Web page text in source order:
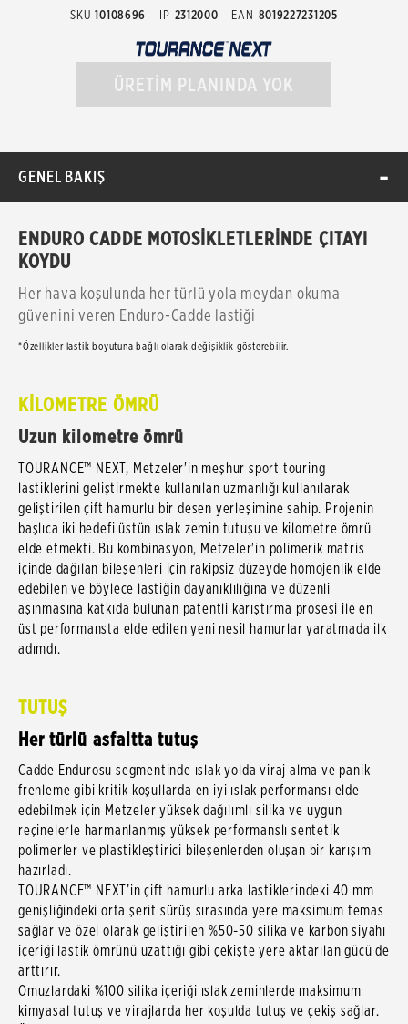
SKU 10108696 IP 2312000 EAN 8019227231205
ÜRETİM PLANINDA YOK
GENEL BAKIŞ
ENDURO CADDE MOTOSİKLETLERİNDE ÇITAYI
KOYDU
Her hava koşulunda her türlü yola meydan okuma
güvenini veren Enduro-Cadde lastiği
*Özellikler lastik boyutuna bağlı olarak değişiklik gösterebilir.
KİLOMETRE ÖMRÜ
Uzun kilometre ömrü
TOURANCE™ NEXT, Metzeler'in meşhur sport touring
lastiklerini geliştirmekte kullanılan uzmanlığı kullanılarak
geliştirilen çift hamurlu bir desen yerleşimine sahip. Projenin
başlıca iki hedefi üstün ıslak zemin tutuşu ve kilometre ömrü
elde etmekti. Bu kombinasyon, Metzeler'in polimerik matris
içinde dağılan bileşenleri için rakipsiz düzeyde homojenlik elde
edebilen ve böylece lastiğin dayanıklılığına ve düzenli
aşınmasına katkıda bulunan patentli karıştırma prosesi ile en
üst performansta elde edilen yeni nesil hamurlar yaratmada ilk
adımdı.
TUTUŞ
Her türlü asfaltta tutuş
Cadde Endurosu segmentinde ıslak yolda viraj alma ve panik
frenleme gibi kritik koşullarda en iyi ıslak performansı elde
edebilmek için Metzeler yüksek dağılımlı silika ve uygun
reçinelerle harmanlanmış yüksek performanslı sentetik
polimerler ve plastikleştirici bileşenlerden oluşan bir karışım
hazırladı.
TOURANCE™ NEXT’in çift hamurlu arka lastiklerindeki 40 mm
genişliğindeki orta şerit sürüş sırasında yere maksimum temas
sağlar ve özel olarak geliştirilen %50-50 silika ve karbon siyahı
içeriği lastik ömrünü uzattığı gibi çekişte yere aktarılan gücü de
arttırır.
Omuzlardaki %100 silika içeriği ıslak zeminlerde maksimum
kimyasal tutuş ve virajlarda her koşulda tutuş ve çekiş sağlar.